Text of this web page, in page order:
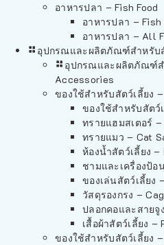
อาหารปลา – Fish Food
อาหารปลา – Fish
อาหารปลา – All
อุปกรณและผลิตภัณฑ์สำหรับ
อุปกรณและผลิตภัณฑ์ส
Accessories
ของใช้สำหรับสัตว์เลี้ยง
ของใช้สำหรับสัตว์
ทรายแฮมสเตอร์ –
ทรายแมว – Cat
ห้องน้ำสัตว์เลี้ยง
ชามและเครื่องป้อ
ของเล่นสัตว์เลี้ยง
วัสดุรองกรง –
ปลอกคอและสายจู
เสื้อผ้าสัตว์เลี้ยง –
ของใช้สำหรับสัตว์เลี้ยง